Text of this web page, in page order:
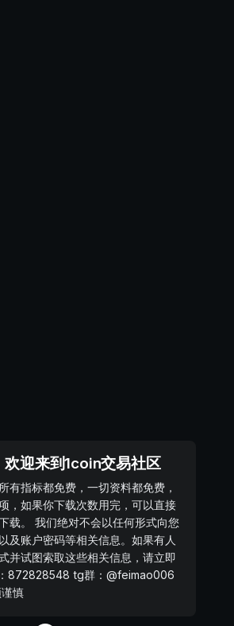
欢迎来到1coin交易社区
有指标都免费，一切资料都免费，
，如果你下载次数用完，可以直接
载。 我们绝对不会以任何形式向您
及账户密码等相关信息。如果有人
并试图索取这些相关信息，请立即
872828548 tg群：@feimao006
慎